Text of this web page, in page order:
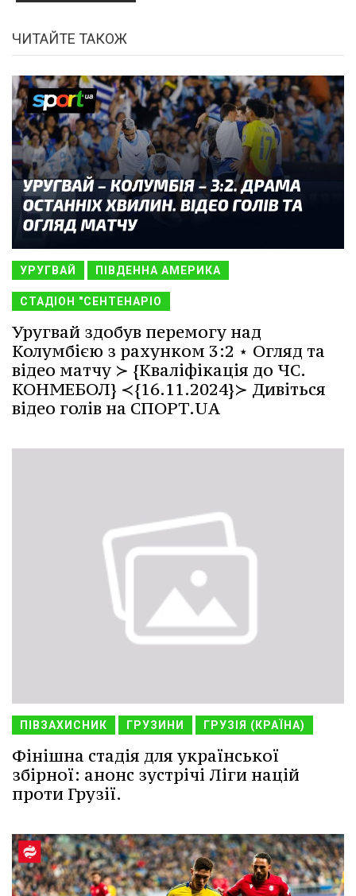
ЧИТАЙТЕ ТАКОЖ
УРУГВАЙ ПІВДЕННА АМЕРИКА
СТАДІОН "СЕНТЕНАРІО
Уругвай здобув перемогу над
Колумбією з рахунком 3:2 ⋆ Огляд та
відео матчу ≻ {Кваліфікація до ЧС.
КОНМЕБОЛ} ≺{16.11.2024}≻ Дивіться
відео голів на СПОРТ.UA
ПІВЗАХИСНИК ГРУЗИНИ ГРУЗІЯ (КРАЇНА)
Фінішна стадія для української
збірної: анонс зустрічі Ліги націй
проти Грузії.